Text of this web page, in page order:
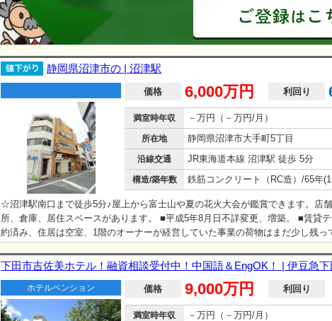
静岡県沼津市の | 沼津駅
価格 6,000万円 利回り
満室時年収 －万円（－万円/月）
所在地 静岡県沼津市大手町5丁目
沿線交通 JR東海道本線 沼津駅 徒歩 5分
構造/築年数
☆沼津駅南口まで徒歩5分♪屋上から富士山や夏の花火大会が鑑賞できます。店
所、倉庫、居住スペースがあります。 ■平成5年8月日不詳変更、増築。 ■賃貸
約済み、住居は空室、1階のオーナーが経営していた事業の荷物はまだ少し残っ
東部エリア最大級の不動産情報】 戸建・マンション・土地・リフォームも私た
任せ。 かんたん来場予約「LINE」でお申込み可能。 「これから見学できますか
も良い物件ありますか？」 お客様のニーズ合わせて対応します。 小さなお子様
丈夫！特設キッズスペースあります。
下田市吉佐美ホテル！融資相談受付中！中国語＆EngOK！ | 伊豆急
ホテルペンション 価格 9,000万円 利回り
満室時年収 －万円（－万円/月）